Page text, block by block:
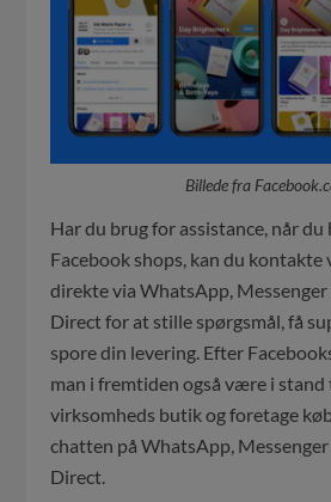
Billede fra
Har du brug for assistance, når du
Facebook shops, kan du kontakte
direkte via WhatsApp,
Direct for at stille spørgsmål, få
spore din levering. Efter
man i fremtiden også være i stand
virksomheds butik og foretage
chatten på WhatsApp,
Direct.